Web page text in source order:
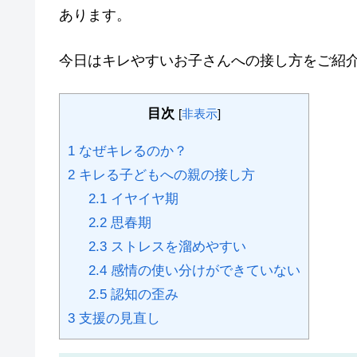
あります。
今日はキレやすいお子さんへの接し方をご紹
目次 [非表示]
1 なぜキレるのか？
2 キレる子どもへの親の接し方
2.1イヤイヤ期
2.2思春期
2.3ストレスを溜めやすい
2.4感情の使い分けができていない
2.5認知の歪み
3 支援の見直し